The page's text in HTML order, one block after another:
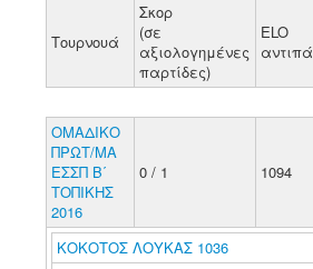
Τουρνουά
Σκορ
(σε
αξιολογημένες
παρτίδες)
ELO
ΟΜΑΔΙΚΟ
ΠΡΩΤ/ΜΑ
ΕΣΣΠ Β΄
ΤΟΠΙΚΗΣ
2016
0 / 1 1094
ΚΟΚΟΤΟΣ ΛΟΥΚΑΣ 1036